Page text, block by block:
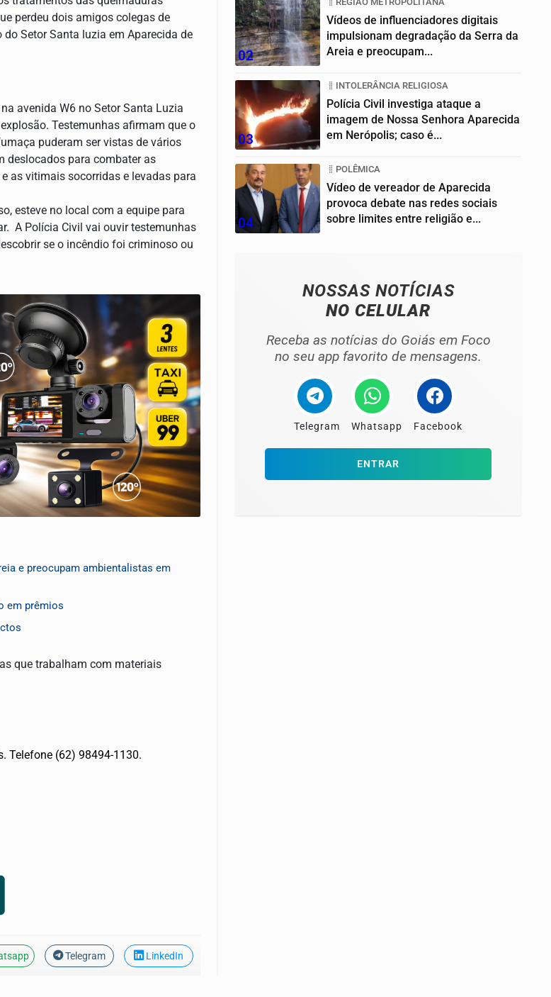
perdeu dois amigos colegas de
Setor Santa luzia em Aparecida de
avenida W6 no Setor Santa Luzia
Testemunhas afirmam que o
puderam ser vistas de vários
deslocados para combater as
as vitimais socorridas e levadas para
esteve no local com a equipe para
A Polícia Civil vai ouvir testemunhas
se o incêndio foi criminoso ou
e preocupam ambientalistas em
em prêmios
que trabalham com materiais
Telefone (62) 98494-1130.
Telegram LinkedIn
02
Vídeos de influenciadores digitais
impulsionam degradação da Serra da
Areia e preocupam...
03
INTOLERÂNCIA RELIGIOSA
Polícia Civil investiga ataque a
imagem de Nossa Senhora Aparecida
em Nerópolis; caso é...
04
POLÊMICA
Vídeo de vereador de Aparecida
provoca debate nas redes sociais
sobre limites entre religião e...
NOSSAS NOTÍCIAS
NO CELULAR
Receba as notícias do Goiás em Foco
no seu app favorito de mensagens.
Telegram Whatsapp Facebook
ENTRAR